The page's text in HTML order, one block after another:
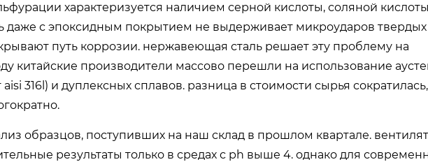
характеризуется наличием серной кислоты, соляной
даже с эпоксидным покрытием не выдерживает микроударов твердых
путь коррозии. нержавеющая сталь решает эту проблему на
китайские производители массово перешли на использование
316l) и дуплексных сплавов. разница в стоимости сырья сократилась,
образцов, поступивших на наш склад в прошлом квартале.
результаты только в средах с ph выше 4. однако для